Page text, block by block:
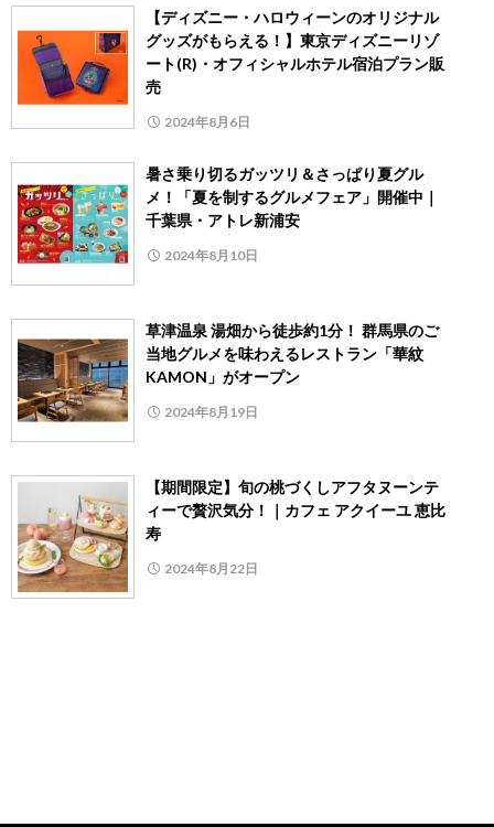
【ディズニー・ハロウィーンのオリジナル
グッズがもらえる！】東京ディズニーリゾ
ート(R)・オフィシャルホテル宿泊プラン販
売
2024年8月6日
暑さ乗り切るガッツリ＆さっぱり夏グル
メ！「夏を制するグルメフェア」開催中｜
千葉県・アトレ新浦安
2024年8月10日
草津温泉 湯畑から徒歩約1分！ 群馬県のご
当地グルメを味わえるレストラン「華紋
KAMON」がオープン
2024年8月19日
【期間限定】旬の桃づくしアフタヌーンテ
ィーで贅沢気分！｜カフェ アクイーユ 恵比
寿
2024年8月22日